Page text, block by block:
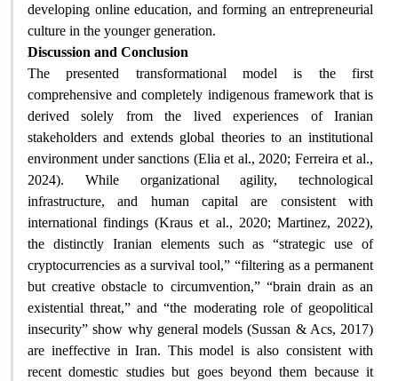
developing online education, and forming an entrepreneurial
culture in the younger generation.
Discussion and Conclusion
The presented transformational model is the first
comprehensive and completely indigenous framework that is
derived solely from the lived experiences of Iranian
stakeholders and extends global theories to an institutional
environment under sanctions (Elia et al., 2020; Ferreira et al.,
2024). While organizational agility, technological
infrastructure, and human capital are consistent with
international findings (Kraus et al., 2020; Martinez, 2022),
the distinctly Iranian elements such as “strategic use of
cryptocurrencies as a survival tool,” “filtering as a permanent
but creative obstacle to circumvention,” “brain drain as an
existential threat,” and “the moderating role of geopolitical
insecurity” show why general models (Sussan & Acs, 2017)
are ineffective in Iran. This model is also consistent with
recent domestic studies but goes beyond them because it